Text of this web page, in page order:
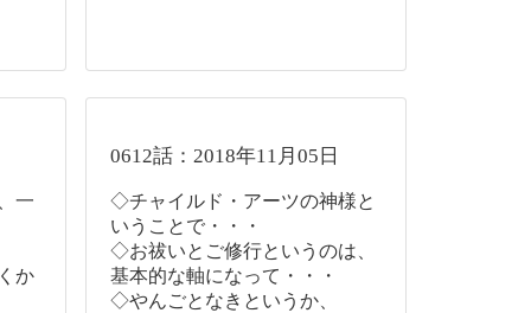
一
か
0612話：2018年11月05日
◇チャイルド・アーツの神様と
いうことで・・・
◇お祓いとご修行というのは、
基本的な軸になって・・・
◇やんごとなきというか、